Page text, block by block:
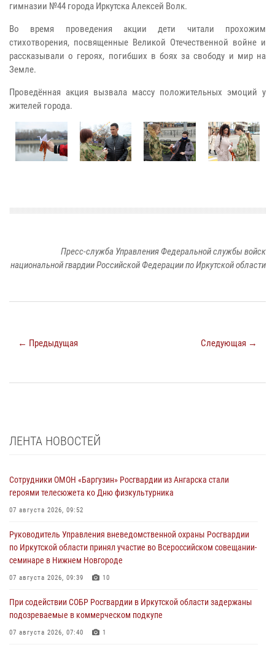
гимназии №44 города Иркутска Алексей Волк.
Во время проведения акции дети читали прохожим
стихотворения, посвященные Великой Отечественной войне и
рассказывали о героях, погибших в боях за свободу и мир на
Земле.
Проведённая акция вызвала массу положительных эмоций у
жителей города.
Пресс-служба Управления Федеральной службы войск
национальной гвардии Российской Федерации по Иркутской области
← Предыдущая Следующая →
ЛЕНТА НОВОСТЕЙ
Сотрудники ОМОН «Баргузин» Росгвардии из Ангарска стали
героями телесюжета ко Дню физкультурника
07 августа 2026, 09:52
Руководитель Управления вневедомственной охраны Росгвардии
по Иркутской области принял участие во Всероссийском совещании-
семинаре в Нижнем Новгороде
07 августа 2026, 09:39 10
При содействии СОБР Росгвардии в Иркутской области задержаны
подозреваемые в коммерческом подкупе
07 августа 2026, 07:40 1